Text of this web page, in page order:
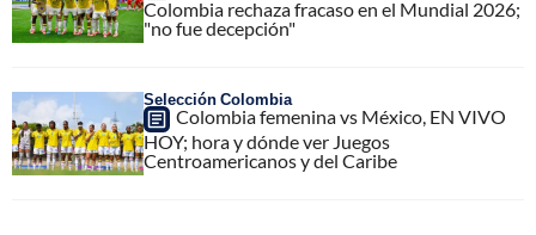
Colombia rechaza fracaso en el Mundial 2026;
"no fue decepción"
Selección Colombia
Colombia femenina vs México, EN VIVO
HOY; hora y dónde ver Juegos
Centroamericanos y del Caribe